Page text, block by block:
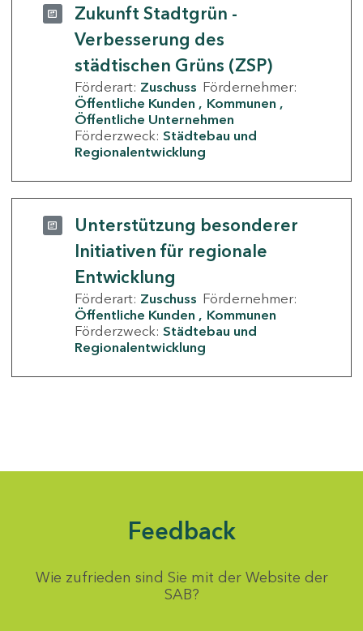
Zukunft Stadtgrün -
Verbesserung des
städtischen Grüns (ZSP)
Förderart: Zuschuss Fördernehmer:
Öffentliche Kunden
Kommunen
Öffentliche Unternehmen
Förderzweck: Städtebau und
Regionalentwicklung
Unterstützung besonderer
Initiativen für regionale
Entwicklung
Förderart: Zuschuss Fördernehmer:
Öffentliche Kunden
Kommunen
Förderzweck: Städtebau und
Regionalentwicklung
Feedback
Wie zufrieden sind Sie mit der Website der
SAB?